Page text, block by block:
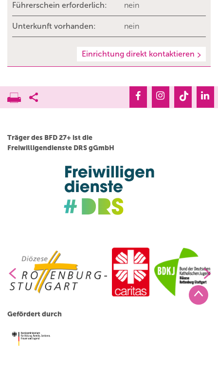
Führerschein erforderlich: nein
Unterkunft vorhanden: nein
Einrichtung direkt kontaktieren
Träger des BFD 27+ ist die
Freiwilligendienste DRS gGmbH
Gefördert durch